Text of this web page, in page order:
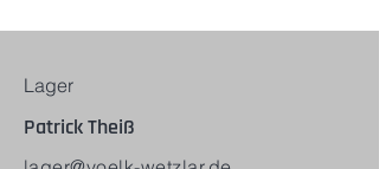
Lager
Patrick Theiß